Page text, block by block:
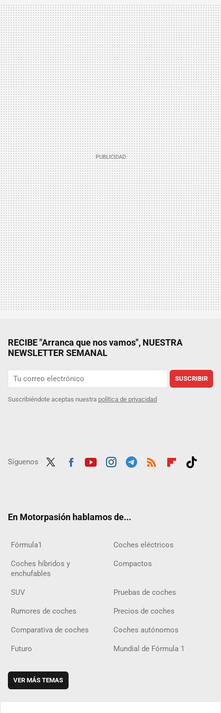
RECIBE "Arranca que nos vamos", NUESTRA
NEWSLETTER SEMANAL
SUSCRIBIR
Suscribiéndote aceptas nuestra política de privacidad
Síguenos
En Motorpasión hablamos de...
Fórmula1 Coches eléctricos
Coches híbridos y
enchufables
Compactos
SUV Pruebas de coches
Rumores de coches Precios de coches
Comparativa de coches Coches autónomos
Futuro Mundial de Fórmula 1
VER MÁS TEMAS